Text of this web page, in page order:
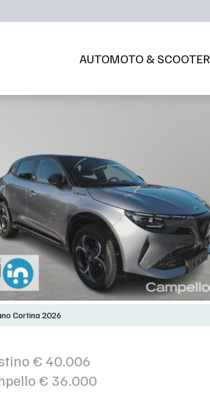
AUTOMOTO & SCOOTER
Cortina 2026
€ 40.006
€ 36.000